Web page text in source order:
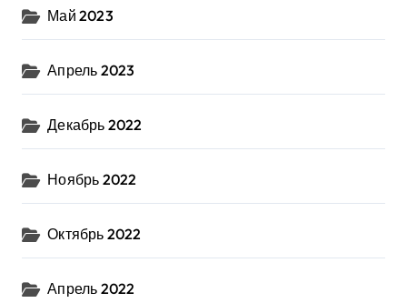
Май 2023
Апрель 2023
Декабрь 2022
Ноябрь 2022
Октябрь 2022
Апрель 2022